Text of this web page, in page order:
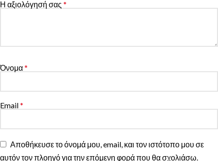
Η αξιολόγησή σας *
Όνομα*
Email*
Αποθήκευσε το όνομά μου, email, και τον ιστότοπο μου σε
αυτόν τον πλοηγό για την επόμενη φορά που θα σχολιάσω.